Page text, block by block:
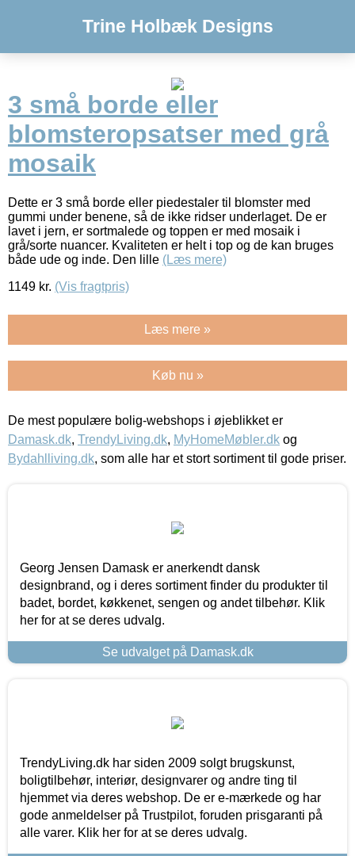
Trine Holbæk Designs
3 små borde eller
blomsteropsatser med grå
mosaik
Dette er 3 små borde eller piedestaler til blomster med
gummi under benene, så de ikke ridser underlaget. De er
lavet i jern, er sortmalede og toppen er med mosaik i
grå/sorte nuancer. Kvaliteten er helt i top og de kan bruges
både ude og inde. Den lille (Læs mere)
1149 kr. (Vis fragtpris)
Læs mere »
Køb nu »
De mest populære bolig-webshops i øjeblikket er
Damask.dk, TrendyLiving.dk, MyHomeMøbler.dk og
Bydahlliving.dk, som alle har et stort sortiment til gode priser.
Georg Jensen Damask er anerkendt dansk
designbrand, og i deres sortiment finder du produkter til
badet, bordet, køkkenet, sengen og andet tilbehør. Klik
her for at se deres udvalg.
Se udvalget på Damask.dk
TrendyLiving.dk har siden 2009 solgt brugskunst,
boligtilbehør, interiør, designvarer og andre ting til
hjemmet via deres webshop. De er e-mærkede og har
gode anmeldelser på Trustpilot, foruden prisgaranti på
alle varer. Klik her for at se deres udvalg.